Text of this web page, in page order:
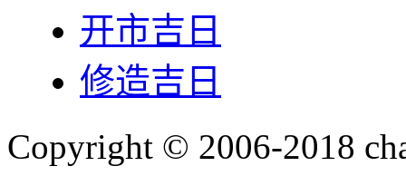
开市吉日
修造吉日
Copyright © 2006-2018